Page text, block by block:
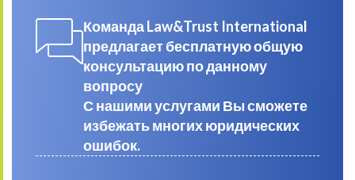
Команда Law&Trust International
предлагает бесплатную общую
консультацию по данному
вопросу
С нашими услугами Вы сможете
избежать многих юридических
ошибок.